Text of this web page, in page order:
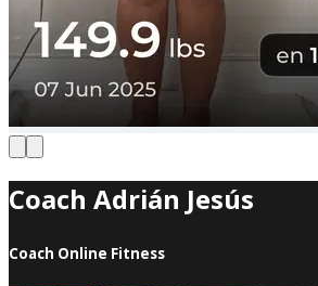
Coach Adrián Jesús
Coach Online Fitness